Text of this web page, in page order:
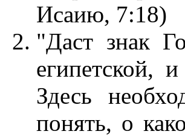
Исаию, 7:18)
"Даст знак
египетской,
Здесь
понять, о